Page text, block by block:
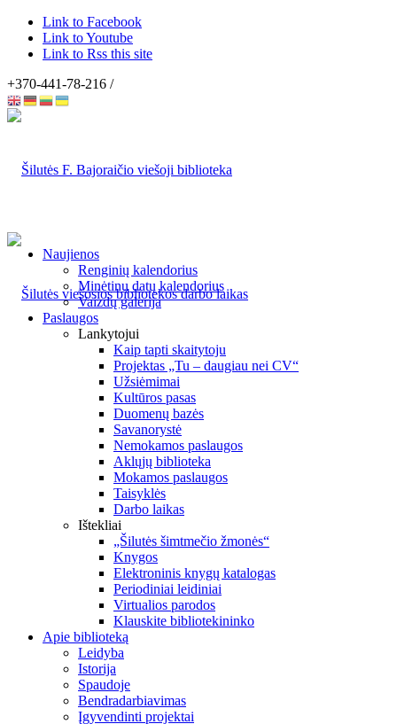
Link to Facebook
Link to Youtube
Link to Rss this site
+370-441-78-216 /
Naujienos
Renginių kalendorius
Minėtinų datų kalendorius
Vaizdų galerija
Paslaugos
Lankytojui
Kaip tapti skaitytoju
Projektas „Tu – daugiau nei CV“
Užsiėmimai
Kultūros pasas
Duomenų bazės
Savanorystė
Nemokamos paslaugos
Aklųjų biblioteka
Mokamos paslaugos
Taisyklės
Darbo laikas
Ištekliai
„Šilutės šimtmečio žmonės“
Knygos
Elektroninis knygų katalogas
Periodiniai leidiniai
Virtualios parodos
Klauskite bibliotekininko
Apie biblioteką
Leidyba
Istorija
Spaudoje
Bendradarbiavimas
Įgyvendinti projektai